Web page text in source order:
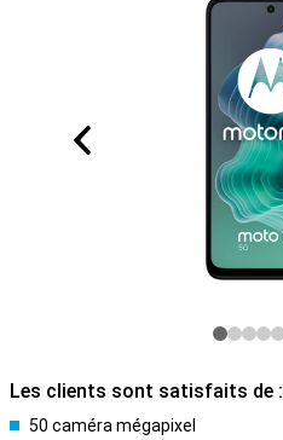
Les clients sont satisfaits de :
50 caméra mégapixel